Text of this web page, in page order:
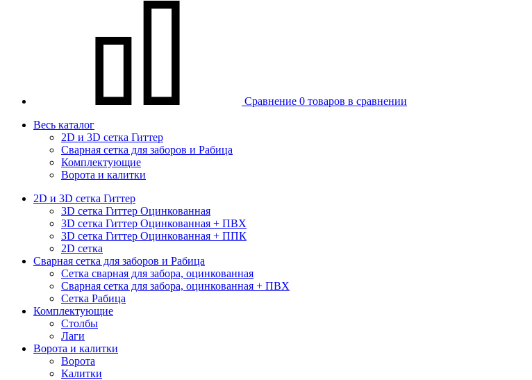
Сравнение 0 товаров в сравнении
Весь каталог
2D и 3D сетка Гиттер
Сварная сетка для заборов и Рабица
Комплектующие
Ворота и калитки
2D и 3D сетка Гиттер
3D сетка Гиттер Оцинкованная
3D сетка Гиттер Оцинкованная + ПВХ
3D сетка Гиттер Оцинкованная + ППК
2D сетка
Сварная сетка для заборов и Рабица
Сетка сварная для забора, оцинкованная
Сварная сетка для забора, оцинкованная + ПВХ
Сетка Рабица
Комплектующие
Столбы
Лаги
Ворота и калитки
Ворота
Калитки